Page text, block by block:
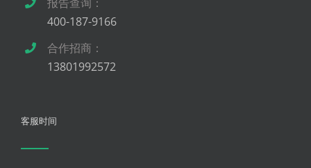
400-187-9166
合作招商：
13801992572
客服时间